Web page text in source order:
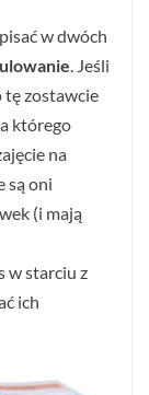
w dwóch
. Jeśli
tę zostawcie
którego
na
są oni
(i mają
w starciu z
ich